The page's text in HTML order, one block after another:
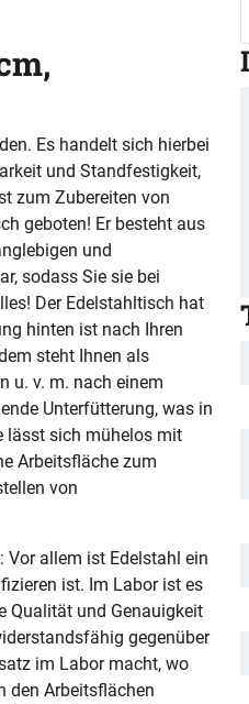
Es handelt sich hierbei
und Standfestigkeit,
zum Zubereiten von
geboten! Er besteht aus
und
sodass Sie sie bei
Der Edelstahltisch hat
hinten ist nach Ihren
steht Ihnen als
u. v. m. nach einem
Unterfütterung, was in
lässt sich mühelos mit
Arbeitsfläche zum
von
Vor allem ist Edelstahl ein
ist. Im Labor ist es
Qualität und Genauigkeit
gegenüber
im Labor macht, wo
den Arbeitsflächen